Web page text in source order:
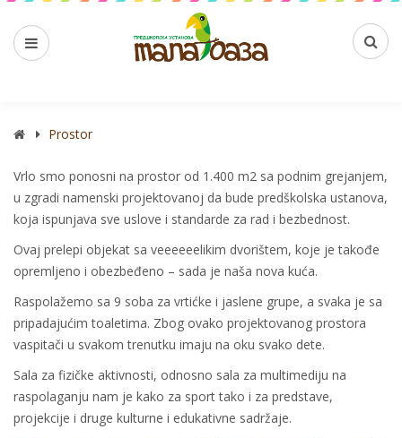
Prostor
Vrlo smo ponosni na prostor od 1.400 m2 sa podnim grejanjem,
u zgradi namenski projektovanoj da bude predškolska ustanova,
koja ispunjava sve uslove i standarde za rad i bezbednost.
Ovaj prelepi objekat sa veeeeeelikim dvorištem, koje je takođe
opremljeno i obezbeđeno – sada je naša nova kuća.
Raspolažemo sa 9 soba za vrtićke i jaslene grupe, a svaka je sa
pripadajućim toaletima. Zbog ovako projektovanog prostora
vaspitači u svakom trenutku imaju na oku svako dete.
Sala za fizičke aktivnosti, odnosno sala za multimediju na
raspolaganju nam je kako za sport tako i za predstave,
projekcije i druge kulturne i edukativne sadržaje.